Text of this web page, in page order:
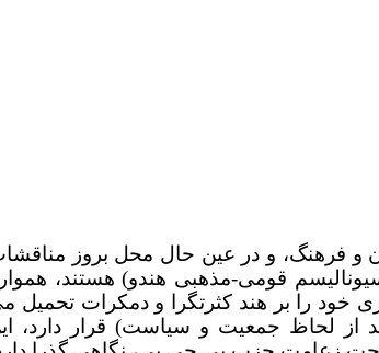
و فرهنگ، و در عین حال محل بروز
قومی-مذهبی هندو) هستند،
خود را بر هند کثرتگرا و دمکرات تحمیل
از لحاظ جمعیت و سیاست) قرار دارد،